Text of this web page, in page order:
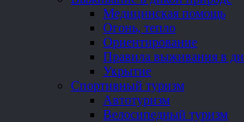
Медицинская помощь
Огонь, тепло
Ориентирование
Правила выживания в
Укрытие
Спортивный туризм
Автотуризм
Велосипедный туризм